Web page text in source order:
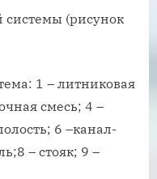
системы (рисунок
1 – литниковая
смесь; 4 –
6 –канал-
– стояк; 9 –